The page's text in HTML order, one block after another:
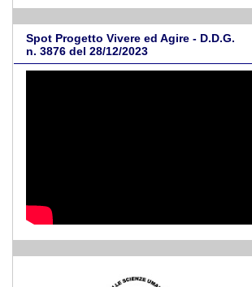
Spot Progetto Vivere ed Agire - D.D.G.
n. 3876 del 28/12/2023